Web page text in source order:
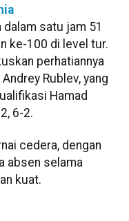
dalam satu jam 51
ke-100 di level tur.
perhatiannya
Rublev, yang
Hamad
6-2.
cedera, dengan
absen selama
kuat.